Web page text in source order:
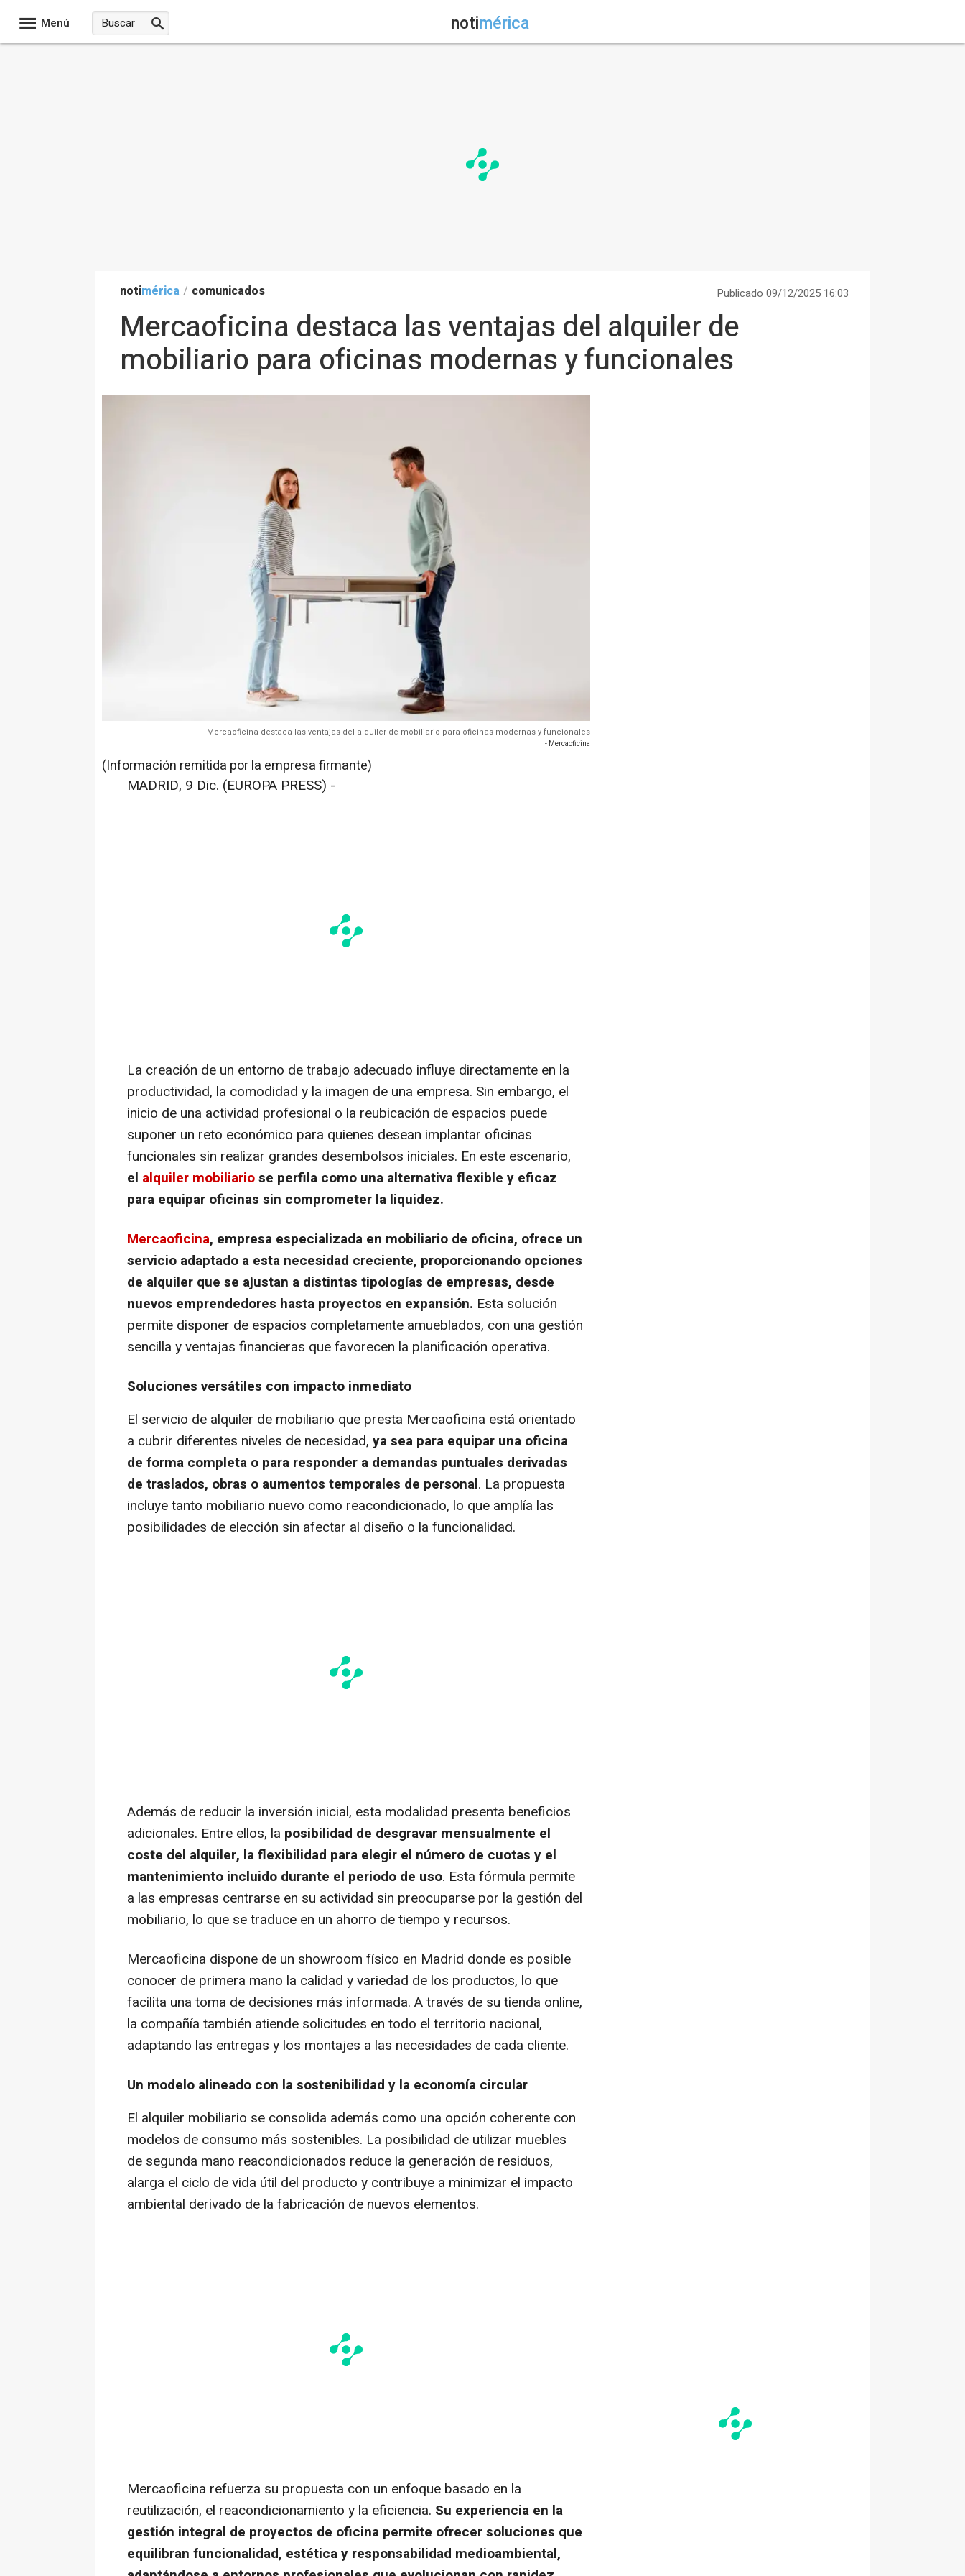
Menú notimérica
notimérica / comunicados Publicado 09/12/2025 16:03
Mercaoficina destaca las ventajas del alquiler de
mobiliario para oficinas modernas y funcionales
Mercaoficina destaca las ventajas del alquiler de mobiliario para oficinas modernas y funcionales
- Mercaoficina
(Información remitida por la empresa firmante)
MADRID, 9 Dic. (EUROPA PRESS) -
La creación de un entorno de trabajo adecuado influye directamente en la
productividad, la comodidad y la imagen de una empresa. Sin embargo, el
inicio de una actividad profesional o la reubicación de espacios puede
suponer un reto económico para quienes desean implantar oficinas
funcionales sin realizar grandes desembolsos iniciales. En este escenario,
el alquiler mobiliariose perfila como una alternativa flexible y eficaz
para equipar oficinas sin comprometer la liquidez.
Mercaoficina, empresa especializada en mobiliario de oficina, ofrece un
servicio adaptado a esta necesidad creciente, proporcionando opciones
de alquiler que se ajustan a distintas tipologías de empresas, desde
nuevos emprendedores hasta proyectos en expansión. Esta solución
permite disponer de espacios completamente amueblados, con una gestión
sencilla y ventajas financieras que favorecen la planificación operativa.
Soluciones versátiles con impacto inmediato
El servicio de alquiler de mobiliario que presta Mercaoficina está orientado
a cubrir diferentes niveles de necesidad, ya sea para equipar una oficina
de forma completa o para responder a demandas puntuales derivadas
de traslados, obras o aumentos temporales de personal. La propuesta
incluye tanto mobiliario nuevo como reacondicionado, lo que amplía las
posibilidades de elección sin afectar al diseño o la funcionalidad.
Además de reducir la inversión inicial, esta modalidad presenta beneficios
adicionales. Entre ellos, la posibilidad de desgravar mensualmente el
coste del alquiler, la flexibilidad para elegir el número de cuotas y el
mantenimiento incluido durante el periodo de uso. Esta fórmula permite
a las empresas centrarse en su actividad sin preocuparse por la gestión del
mobiliario, lo que se traduce en un ahorro de tiempo y recursos.
Mercaoficina dispone de un showroom físico en Madrid donde es posible
conocer de primera mano la calidad y variedad de los productos, lo que
facilita una toma de decisiones más informada. A través de su tienda online,
la compañía también atiende solicitudes en todo el territorio nacional,
adaptando las entregas y los montajes a las necesidades de cada cliente.
Un modelo alineado con la sostenibilidad y la economía circular
El alquiler mobiliario se consolida además como una opción coherente con
modelos de consumo más sostenibles. La posibilidad de utilizar muebles
de segunda mano reacondicionados reduce la generación de residuos,
alarga el ciclo de vida útil del producto y contribuye a minimizar el impacto
ambiental derivado de la fabricación de nuevos elementos.
Mercaoficina refuerza su propuesta con un enfoque basado en la
reutilización, el reacondicionamiento y la eficiencia. Su experiencia en la
gestión integral de proyectos de oficina permite ofrecer soluciones que
equilibran funcionalidad, estética y responsabilidad medioambiental,